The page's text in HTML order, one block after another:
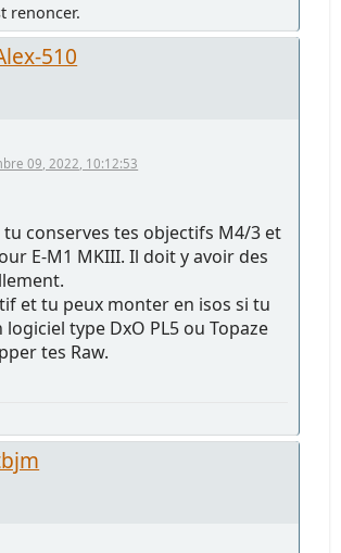
renoncer.
510
09, 2022, 10:12:53
tu conserves tes objectifs M4/3 et
E-M1 MKIII. Il doit y avoir des
et tu peux monter en isos si tu
logiciel type DxO PL5 ou Topaze
tes Raw.